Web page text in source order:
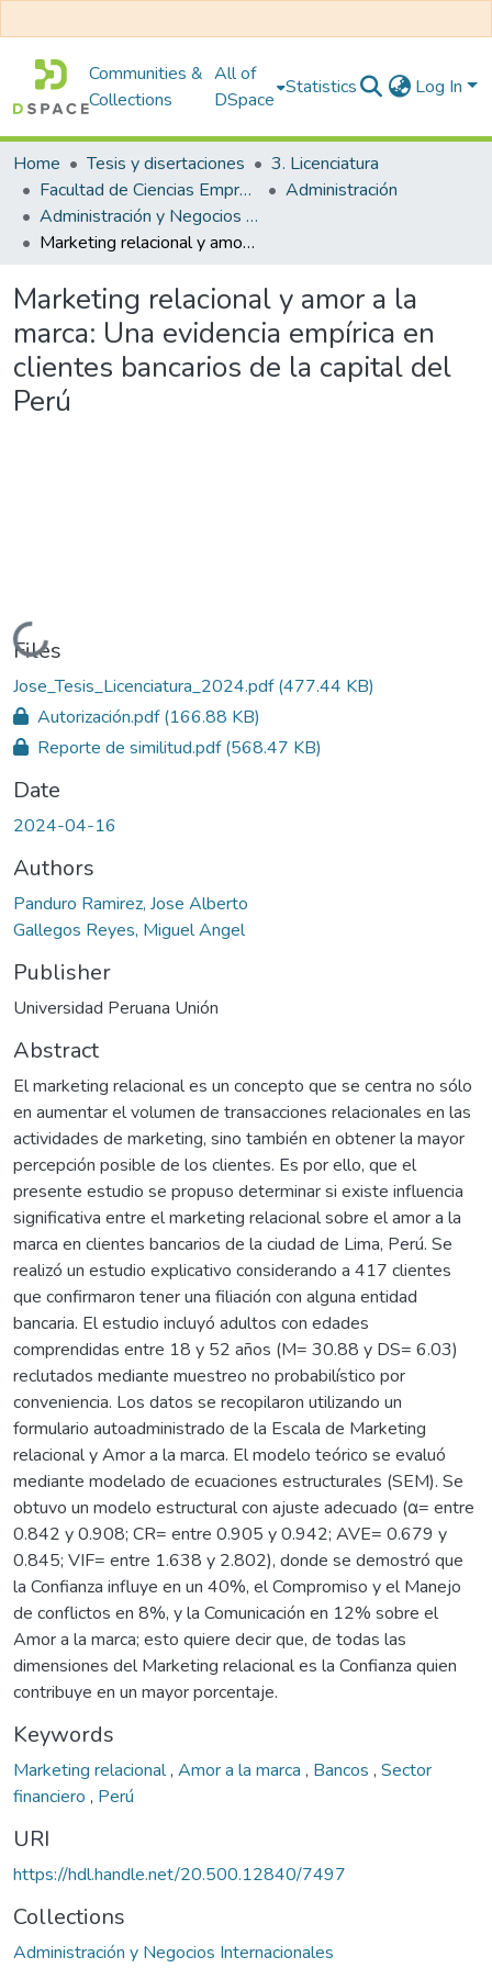
Communities &
Collections
All of
DSpace
Statistics Log In
Home Tesis y disertaciones
3. Licenciatura
Facultad de Ciencias Empresariales
Administración
Administración y Negocios Internacionales
Marketing relacional y amor a la marca: Una evidencia empírica en clientes bancarios de la capital del Perú
Marketing relacional y amor a la
marca: Una evidencia empírica en
clientes bancarios de la capital del
Perú
Loading...
Files
Jose_Tesis_Licenciatura_2024.pdf(477.44 KB)
Autorización.pdf(166.88 KB)
Reporte de similitud.pdf(568.47 KB)
Date
2024-04-16
Authors
Panduro Ramirez, Jose Alberto
Gallegos Reyes, Miguel Angel
Publisher
Universidad Peruana Unión
Abstract
El marketing relacional es un concepto que se centra no sólo
en aumentar el volumen de transacciones relacionales en las
actividades de marketing, sino también en obtener la mayor
percepción posible de los clientes. Es por ello, que el
presente estudio se propuso determinar si existe influencia
significativa entre el marketing relacional sobre el amor a la
marca en clientes bancarios de la ciudad de Lima, Perú. Se
realizó un estudio explicativo considerando a 417 clientes
que confirmaron tener una filiación con alguna entidad
bancaria. El estudio incluyó adultos con edades
comprendidas entre 18 y 52 años (M= 30.88 y DS= 6.03)
reclutados mediante muestreo no probabilístico por
conveniencia. Los datos se recopilaron utilizando un
formulario autoadministrado de la Escala de Marketing
relacional y Amor a la marca. El modelo teórico se evaluó
mediante modelado de ecuaciones estructurales (SEM). Se
obtuvo un modelo estructural con ajuste adecuado (α= entre
0.842 y 0.908; CR= entre 0.905 y 0.942; AVE= 0.679 y
0.845; VIF= entre 1.638 y 2.802), donde se demostró que
la Confianza influye en un 40%, el Compromiso y el Manejo
de conflictos en 8%, y la Comunicación en 12% sobre el
Amor a la marca; esto quiere decir que, de todas las
dimensiones del Marketing relacional es la Confianza quien
contribuye en un mayor porcentaje.
Keywords
Marketing relacional, Amor a la marca , Bancos , Sector
financiero , Perú
URI
https://hdl.handle.net/20.500.12840/7497
Collections
Administración y Negocios Internacionales